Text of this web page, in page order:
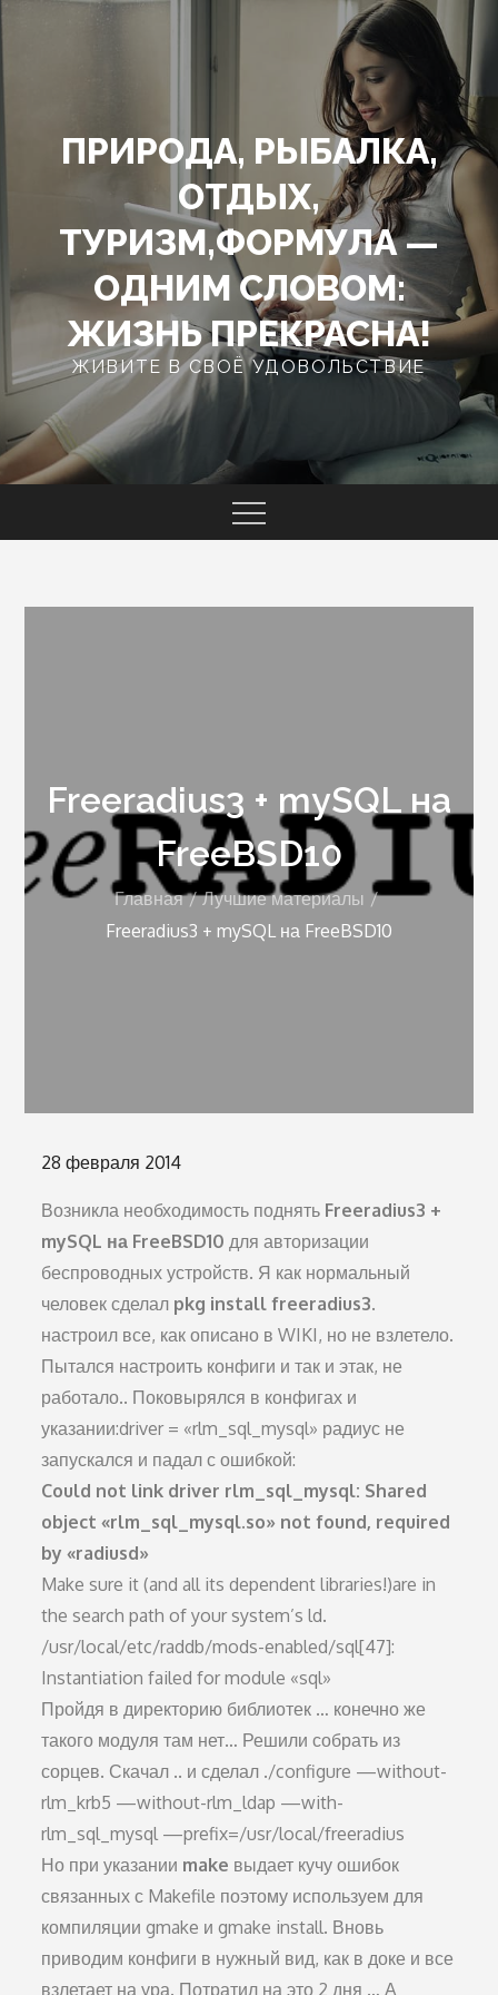
ПРИРОДА, РЫБАЛКА,
ОТДЫХ,
ТУРИЗМ,ФОРМУЛА —
ОДНИМ СЛОВОМ:
ЖИЗНЬ ПРЕКРАСНА!
ЖИВИТЕ В СВОЁ УДОВОЛЬСТВИЕ
Freeradius3 + mySQL на
FreeBSD10
Главная
Лучшие материалы
Freeradius3 + mySQL на FreeBSD10
Опубликовано
28 февраля 2014
Возникла необходимость поднять Freeradius3 +
mySQL на FreeBSD10 для авторизации
беспроводных устройств. Я как нормальный
человек сделал pkg install freeradius3.
настроил все, как описано в WIKI, но не взлетело.
Пытался настроить конфиги и так и этак, не
работало.. Поковырялся в конфигах и
указании:driver = «rlm_sql_mysql» радиус не
запускался и падал с ошибкой:
Could not link driver rlm_sql_mysql: Shared
object «rlm_sql_mysql.so» not found, required
by «radiusd»
Make sure it (and all its dependent libraries!)are in
the search path of your system’s ld.
/usr/local/etc/raddb/mods-enabled/sql[47]:
Instantiation failed for module «sql»
Пройдя в директорию библиотек … конечно же
такого модуля там нет… Решили собрать из
сорцев. Скачал .. и сделал ./configure —without-
rlm_krb5 —without-rlm_ldap —with-
rlm_sql_mysql —prefix=/usr/local/freeradius
Но при указании make выдает кучу ошибок
связанных с Makefile поэтому используем для
компиляции gmake и gmake install. Вновь
приводим конфиги в нужный вид, как в доке и все
взлетает на ура. Потратил на это 2 дня … А